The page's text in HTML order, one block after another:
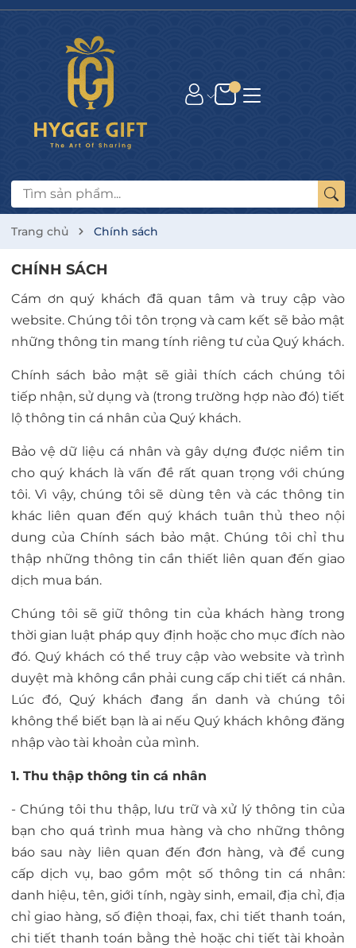
Trang chủ Chính sách
CHÍNH SÁCH
Cám ơn quý khách đã quan tâm và truy cập vào
website. Chúng tôi tôn trọng và cam kết sẽ bảo mật
những thông tin mang tính riêng tư của Quý khách.
Chính sách bảo mật sẽ giải thích cách chúng tôi
tiếp nhận, sử dụng và (trong trường hợp nào đó) tiết
lộ thông tin cá nhân của Quý khách.
Bảo vệ dữ liệu cá nhân và gây dựng được niềm tin
cho quý khách là vấn đề rất quan trọng với chúng
tôi. Vì vậy, chúng tôi sẽ dùng tên và các thông tin
khác liên quan đến quý khách tuân thủ theo nội
dung của Chính sách bảo mật. Chúng tôi chỉ thu
thập những thông tin cần thiết liên quan đến giao
dịch mua bán.
Chúng tôi sẽ giữ thông tin của khách hàng trong
thời gian luật pháp quy định hoặc cho mục đích nào
đó. Quý khách có thể truy cập vào website và trình
duyệt mà không cần phải cung cấp chi tiết cá nhân.
Lúc đó, Quý khách đang ẩn danh và chúng tôi
không thể biết bạn là ai nếu Quý khách không đăng
nhập vào tài khoản của mình.
1. Thu thập thông tin cá nhân
- Chúng tôi thu thập, lưu trữ và xử lý thông tin của
bạn cho quá trình mua hàng và cho những thông
báo sau này liên quan đến đơn hàng, và để cung
cấp dịch vụ, bao gồm một số thông tin cá nhân:
danh hiệu, tên, giới tính, ngày sinh, email, địa chỉ, địa
chỉ giao hàng, số điện thoại, fax, chi tiết thanh toán,
chi tiết thanh toán bằng thẻ hoặc chi tiết tài khoản